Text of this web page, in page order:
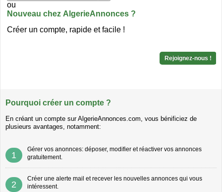
ou
Nouveau chez AlgerieAnnonces ?
Créer un compte, rapide et facile !
Rejoignez-nous !
Pourquoi créer un compte ?
En créant un compte sur AlgerieAnnonces.com, vous bénificiez de
plusieurs avantages, notamment:
1
Gérer vos anonnces: déposer, modifier et réactiver vos annonces
gratuitement.
2
Créer une alerte mail et recever les nouvelles annonces qui vous
intéressent.